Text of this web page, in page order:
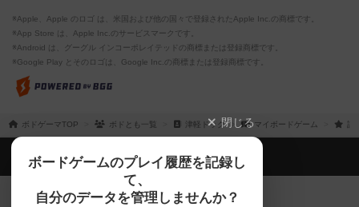
※Apple、Apple のロゴ は、米国および他の国々で登録されたApple Inc.の商標です。
※App Store は、Apple Inc.のサービスマークです。
※Android は、グーグル インコーポレイテッドの商標または登録商標です。
※Google Play とそのロゴは、Google Inc.の商標または登録商標です。
ボドゲーマTOP ボドとも一覧 津軽ドック マイボードゲーム 評
閉じる
ボードゲームのプレイ履歴を記録し
て、
自分のデータを管理しませんか？
ボドゲーマTOP
ボードゲームを検索する